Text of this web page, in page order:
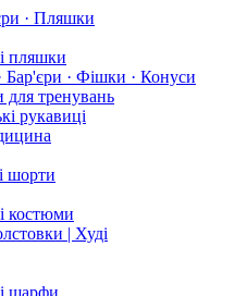
· Пляшки
пляшки
Бар'єри · Фішки · Конуси
для тренувань
рукавиці
шорти
костюми
| Худі
шарфи